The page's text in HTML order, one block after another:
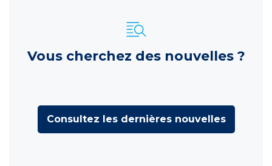
Vous cherchez des nouvelles ?
Consultez les dernières nouvelles